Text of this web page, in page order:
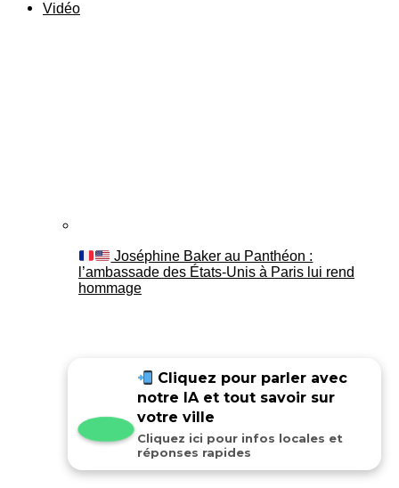
Vidéo
Joséphine Baker au Panthéon :
l’ambassade des États-Unis à Paris lui rend
hommage
Cliquez pour parler avec
notre IA et tout savoir sur
votre ville
Cliquez ici pour infos locales et
réponses rapides